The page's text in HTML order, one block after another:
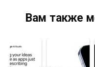
Вам также